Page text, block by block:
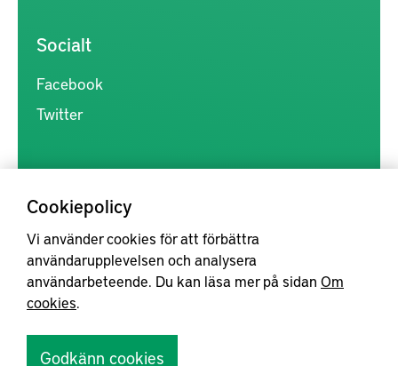
Cookiepolicy
Vi använder cookies för att förbättra
användarupplevelsen och analysera
användarbeteende. Du kan läsa mer på sidan Om
cookies.
Godkänn cookies
Socialt
Facebook
Twitter
Kunskapsförmedlingen är en samlingsplats för svensk forskning
inom produkt- och produktionsutveckling, med syftet att göra
forskningsresultat mer tillgängliga för industrin, samt att stärka
samverkan mellan högskolor, institut och näringsliv.